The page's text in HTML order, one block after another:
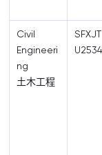
Civil
Engineeri
ng
土木工程
SFXJT
U2534